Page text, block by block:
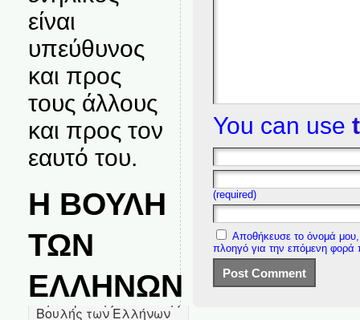
είναι
υπεύθυνος
και προς
τους άλλους
και προς τον
εαυτό του.
Η ΒΟΥΛΗ
ΤΩΝ
ΕΛΛΗΝΩΝ
You can use
(required)
Αποθήκευσε το όνομά μου,
πλοηγό για την επόμενη